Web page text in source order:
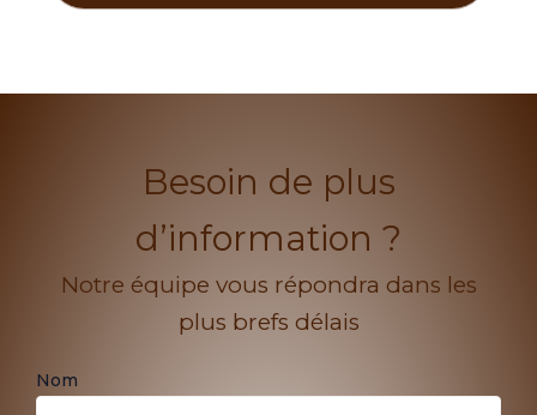
Besoin de plus
d’information ?
Notre équipe vous répondra dans les
plus brefs délais
Nom